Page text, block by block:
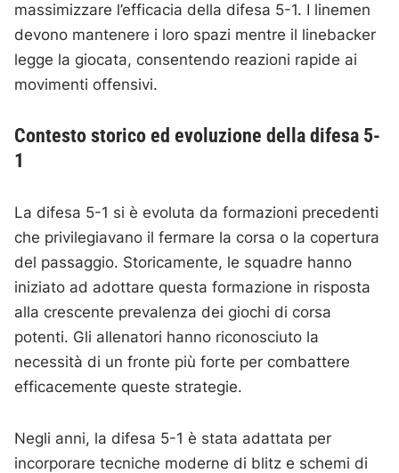
massimizzare l’efficacia della difesa 5-1. I linemen
devono mantenere i loro spazi mentre il linebacker
legge la giocata, consentendo reazioni rapide ai
movimenti offensivi.
Contesto storico ed evoluzione della difesa 5-
1
La difesa 5-1 si è evoluta da formazioni precedenti
che privilegiavano il fermare la corsa o la copertura
del passaggio. Storicamente, le squadre hanno
iniziato ad adottare questa formazione in risposta
alla crescente prevalenza dei giochi di corsa
potenti. Gli allenatori hanno riconosciuto la
necessità di un fronte più forte per combattere
efficacemente queste strategie.
Negli anni, la difesa 5-1 è stata adattata per
incorporare tecniche moderne di blitz e schemi di